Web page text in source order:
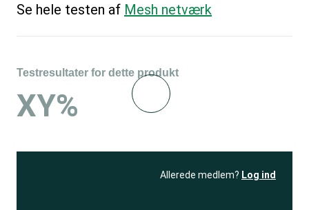
Se hele testen af Mesh netværk
Testresultater for dette produkt
XY%
Allerede medlem? Log ind